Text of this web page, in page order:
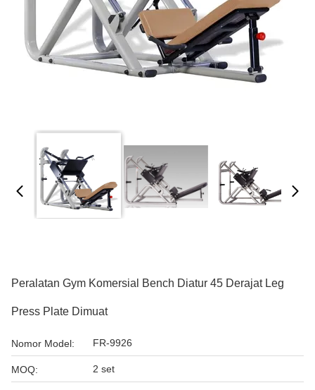
Peralatan Gym Komersial Bench Diatur 45 Derajat Leg
Press Plate Dimuat
Nomor Model: FR-9926
MOQ: 2 set